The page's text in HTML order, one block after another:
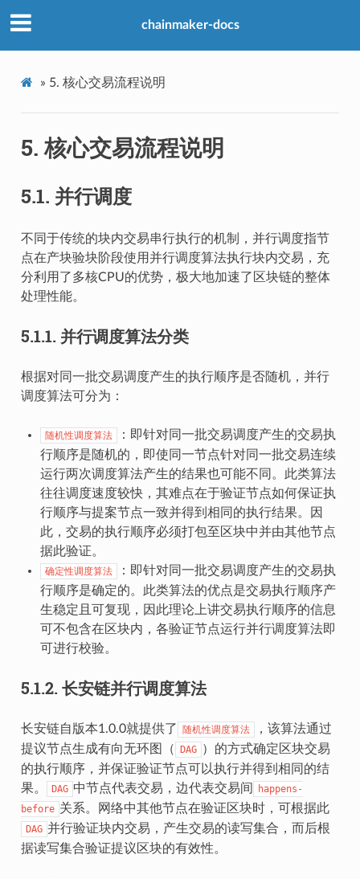
chainmaker-docs
» 5. 核心交易流程说明
5.核心交易流程说明
5.1. 并行调度
不同于传统的块内交易串行执行的机制，并行调度指节
点在产块验块阶段使用并行调度算法执行块内交易，充
分利用了多核CPU的优势，极大地加速了区块链的整体
处理性能。
5.1.1. 并行调度算法分类
根据对同一批交易调度产生的执行顺序是否随机，并行
调度算法可分为：
随机性调度算法
：即针对同一批交易调度产生的交易执
行顺序是随机的，即使同一节点针对同一批交易连续
运行两次调度算法产生的结果也可能不同。此类算法
往往调度速度较快，其难点在于验证节点如何保证执
行顺序与提案节点一致并得到相同的执行结果。因
此，交易的执行顺序必须打包至区块中并由其他节点
据此验证。
确定性调度算法
：即针对同一批交易调度产生的交易执
行顺序是确定的。此类算法的优点是交易执行顺序产
生稳定且可复现，因此理论上讲交易执行顺序的信息
可不包含在区块内，各验证节点运行并行调度算法即
可进行校验。
5.1.2. 长安链并行调度算法
长安链自版本1.0.0就提供了 随机性调度算法
，该算法通过
提议节点生成有向无环图（ DAG ）的方式确定区块交易
的执行顺序，并保证验证节点可以执行并得到相同的结
果。
DAG 中节点代表交易，边代表交易间
happens-
before 关系。网络中其他节点在验证区块时，可根据此
DAG 并行验证块内交易，产生交易的读写集合，而后根
据读写集合验证提议区块的有效性。